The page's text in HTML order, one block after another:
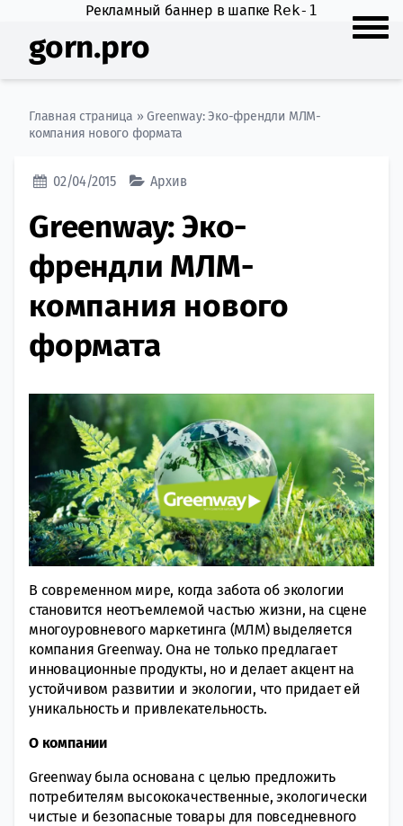
Рекламный баннер в шапке Rek-1
gorn.pro
Главная страница »Greenway: Эко-френдли МЛМ-
компания нового формата
02/04/2015 Архив
Greenway: Эко-
френдли МЛМ-
компания нового
формата
В современном мире, когда забота об экологии
становится неотъемлемой частью жизни, на сцене
многоуровневого маркетинга (МЛМ) выделяется
компанияGreenway. Она не только предлагает
инновационные продукты, но и делает акцент на
устойчивом развитии и экологии, что придает ей
уникальность и привлекательность.
О компании
Greenway была основана с целью предложить
потребителям высококачественные, экологически
чистые и безопасные товары для повседневного